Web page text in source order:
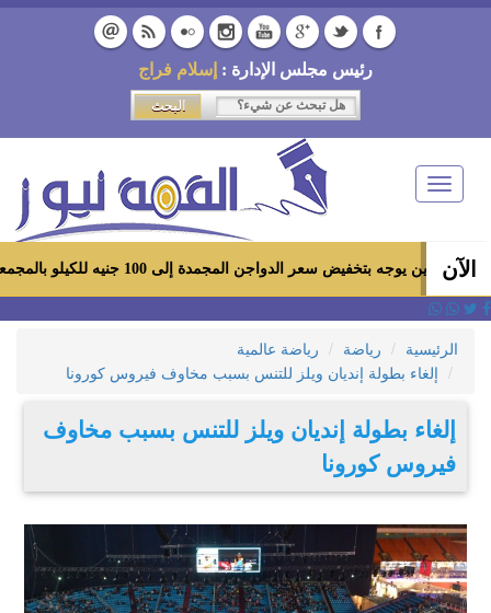
رئيس مجلس الإدارة : إسلام فراج
Toggle
navigation
الآن
بتخفيض سعر الدواجن المجمدة إلى 100 جنيه للكيلو بالمجمعات الاستهلاكية ومعارض «أهلاً رمضان»
الرئيسية رياضة
رياضة عالمية
إلغاء بطولة إنديان ويلز للتنس بسبب مخاوف فيروس كورونا
إلغاء بطولة إنديان ويلز للتنس بسبب مخاوف
فيروس كورونا